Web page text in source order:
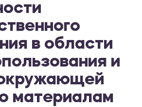
в области
и
материалам